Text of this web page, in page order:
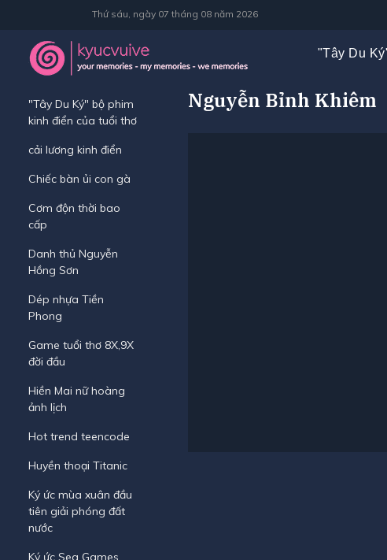
Thứ sáu, ngày 07 tháng 08 năm 2026
"Tây Du
"Tây Du Ký" bộ phim
kinh điển của tuổi thơ
cải lương kinh điển
Chiếc bàn ủi con gà
Cơm độn thời bao
cấp
Danh thủ Nguyễn
Hồng Sơn
Dép nhựa Tiền
Phong
Game tuổi thơ 8X,9X
đời đầu
Hiền Mai nữ hoàng
ảnh lịch
Hot trend teencode
Huyền thoại Titanic
Ký ức mùa xuân đầu
tiên giải phóng đất
nước
Ký ức Sea Games
Nguyễn Bỉnh Khiêm